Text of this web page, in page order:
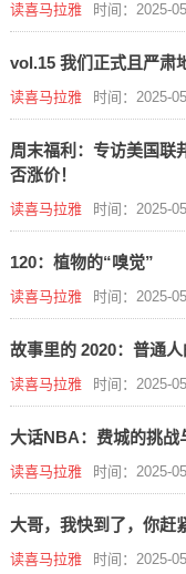
读喜马拉雅 时间：2025-
vol.15 我们正式且严肃
读喜马拉雅 时间：2025-
周末福利：专访美国联
否涨价！
读喜马拉雅 时间：2025-
120：植物的“嗅觉”
读喜马拉雅 时间：2025-
故事里的 2020：普通
读喜马拉雅 时间：2025-
大话NBA：费城的挑战
读喜马拉雅 时间：2025-
大哥，我快到了，你赶
读喜马拉雅 时间：2025-